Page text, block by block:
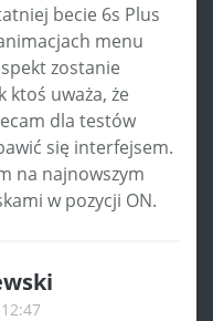
becie 6s Plus
menu
zostanie
ktoś uważa, że
dla testów
się interfejsem.
na najnowszym
w pozycji ON.